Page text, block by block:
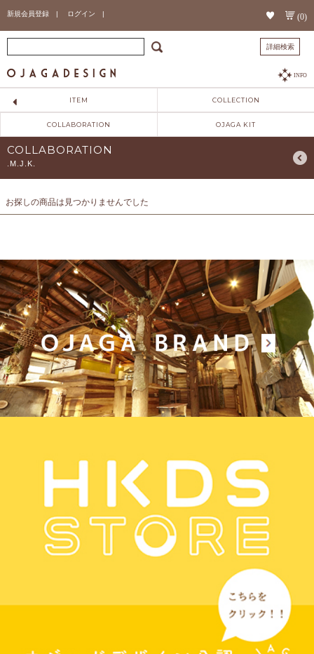
新規会員登録 | ログイン | (0)
詳細検索
INFO
ITEM COLLECTION
COLLABORATION OJAGA KIT
COLLABORATION
.M.J.K.
お探しの商品は見つかりませんでした